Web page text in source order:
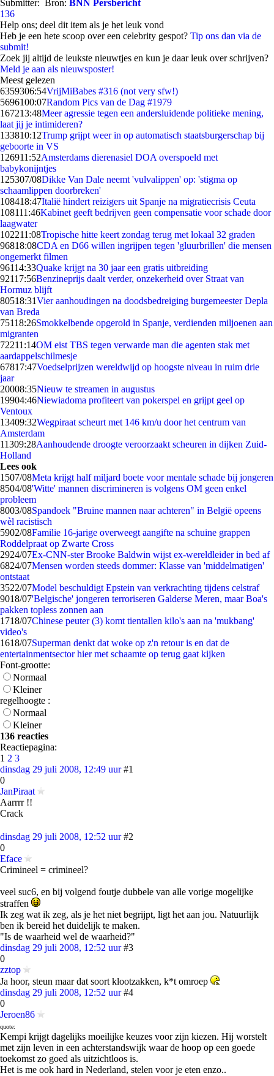
Submitter: Bron: BNN Persbericht
136
Help ons; deel dit item als je het leuk vond
Heb je een hete scoop over een celebrity gespot? Tip ons dan via de
submit!
Zoek jij altijd de leukste nieuwtjes en kun je daar leuk over schrijven?
Meld je aan als nieuwsposter!
Meest gelezen
6359306:54VrijMiBabes #316 (not very sfw!)
5696100:07Random Pics van de Dag #1979
167213:48Meer agressie tegen een andersluidende politieke mening,
laat jij je intimideren?
133810:12Trump grijpt weer in op automatisch staatsburgerschap bij
geboorte in VS
126911:52Amsterdams dierenasiel DOA overspoeld met
babykonijntjes
125307/08Dikke Van Dale neemt 'vulvalippen' op: 'stigma op
schaamlippen doorbreken'
108418:47Italië hindert reizigers uit Spanje na migratiecrisis Ceuta
108111:46Kabinet geeft bedrijven geen compensatie voor schade door
laagwater
102211:08Tropische hitte keert zondag terug met lokaal 32 graden
96818:08CDA en D66 willen ingrijpen tegen 'gluurbrillen' die mensen
ongemerkt filmen
96114:33Quake krijgt na 30 jaar een gratis uitbreiding
92117:56Benzineprijs daalt verder, onzekerheid over Straat van
Hormuz blijft
80518:31Vier aanhoudingen na doodsbedreiging burgemeester Depla
van Breda
75118:26Smokkelbende opgerold in Spanje, verdienden miljoenen aan
migranten
72211:14OM eist TBS tegen verwarde man die agenten stak met
aardappelschilmesje
67817:47Voedselprijzen wereldwijd op hoogste niveau in ruim drie
jaar
20008:35Nieuw te streamen in augustus
19904:46Niewiadoma profiteert van pokerspel en grijpt geel op
Ventoux
13409:32Wegpiraat scheurt met 146 km/u door het centrum van
Amsterdam
11309:28Aanhoudende droogte veroorzaakt scheuren in dijken Zuid-
Holland
Lees ook
1507/08Meta krijgt half miljard boete voor mentale schade bij jongeren
8504/08'Witte' mannen discrimineren is volgens OM geen enkel
probleem
8003/08Spandoek "Bruine mannen naar achteren" in België opeens
wèl racistisch
5902/08Familie 16-jarige overweegt aangifte na schuine grappen
Roddelpraat op Zwarte Cross
2924/07Ex-CNN-ster Brooke Baldwin wijst ex-wereldleider in bed af
6824/07Mensen worden steeds dommer: Klasse van 'middelmatigen'
ontstaat
3522/07Model beschuldigt Epstein van verkrachting tijdens celstraf
9018/07'Belgische' jongeren terroriseren Galderse Meren, maar Boa's
pakken topless zonnen aan
1718/07Chinese peuter (3) komt tientallen kilo's aan na 'mukbang'
video's
1618/07Superman denkt dat woke op z'n retour is en dat de
entertainmentsector hier met schaamte op terug gaat kijken
Font-grootte:
Normaal
Kleiner
regelhoogte :
Normaal
Kleiner
136 reacties
Reactiepagina:
1 2 3
dinsdag 29 juli 2008, 12:49 uur #1
0
JanPiraat
Aarrrr !!
Crack
dinsdag 29 juli 2008, 12:52 uur #2
0
Eface
Crimineel = crimineel?
veel suc6, en bij volgend foutje dubbele van alle vorige mogelijke
straffen
Ik zeg wat ik zeg, als je het niet begrijpt, ligt het aan jou. Natuurlijk
ben ik bereid het duidelijk te maken.
"Is de waarheid wel de waarheid?"
dinsdag 29 juli 2008, 12:52 uur #3
0
zztop
Ja hoor, steun maar dat soort klootzakken, k*t omroep
dinsdag 29 juli 2008, 12:52 uur #4
0
Jeroen86
quote:
Kempi krijgt dagelijks moeilijke keuzes voor zijn kiezen. Hij worstelt
met zijn leven in een achterstandswijk waar de hoop op een goede
toekomst zo goed als uitzichtloos is.
Het is me ook hard in Nederland, stelen voor je eten enzo..